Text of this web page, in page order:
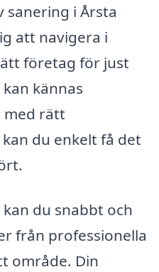
sanering i Årsta
att navigera i
företag för just
kännas
med rätt
du enkelt få det
du snabbt och
från professionella
område. Din